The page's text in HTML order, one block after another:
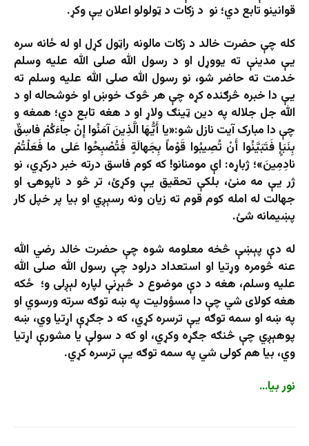
قوانینو تابع دي؛ نو د زکات د ټولولو اعلان یې وکړ.
کله چې حضرت خالد د زکات مالونه راټول کړل او له ځانه سره
يې مدينې ته يووړل او د رسول الله صلی الله عليه وسلم
خدمت ته حاضر شو، نو رسول الله صلی الله عليه وسلم ته
يې دا خبره څرګنده کړه چې هر څوک خوښ او خوشحاله او د
الله جل جلاله په دین ټینګ ولاړ او د هغه تابع دي؛ همغه و
چې دا مبارک آيت نازل شو:«يا أَيُّهَا الَّذِينَ آمَنُوا إِنْ جاءَكُمْ فاسِقٌ
بِنَبَإٍ فَتَبَيَّنُوا أَنْ تُصِيبُوا قَوْماً بِجَهالَةٍ فَتُصْبِحُوا عَلى‌ ما فَعَلْتُمْ
نادِمِينَ»؛ ژباړه: اې مومنانو! که کوم فاسق درته خبر درکړي، نو
ژر یې مه منئ، بلکې تحقیق یې وکړئ، تر څو د ناپوهۍ او
جهالت له امله کوم قوم ته زیان ونه رسېږي او بیا پر خپل کار
پښیمانه شئ.
له دې پېښې څخه معلومه شوه چې حضرت خالد رضي الله
عنه څومره وړتیا او استعداد درلود چې رسول الله صلى الله
عليه وسلم، هغه د دې موضوع د څېړنې لپاره لېږلى و؛ ځکه
هغه کولای شي چې دا مسؤولیت په ښه توګه سرته ورسوي او
په ښه او سمه توګه یې ترسره کړي، که د جګړې اړتیا وي، ښه
پوهېږي چې څنګه جګړه وکړي، او که د سولې یا مشورې اړتیا
وي، بیا هم کولی شي په سمه توګه یې ترسره کړي.
نور بیا…